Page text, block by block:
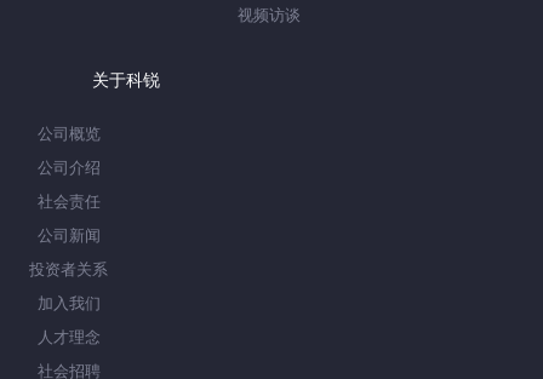
视频访谈
关于科锐
公司概览
公司介绍
社会责任
公司新闻
投资者关系
加入我们
人才理念
社会招聘